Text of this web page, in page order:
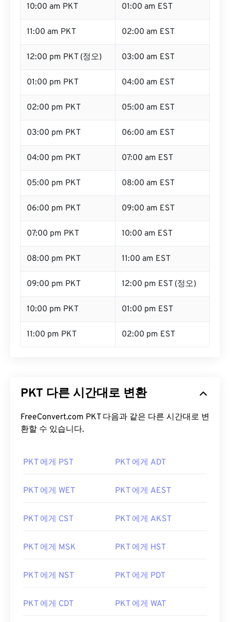
10:00 am PKT 01:00 am EST
11:00 am PKT 02:00 am EST
12:00 pm PKT (정오) 03:00 am EST
01:00 pm PKT 04:00 am EST
02:00 pm PKT 05:00 am EST
03:00 pm PKT 06:00 am EST
04:00 pm PKT 07:00 am EST
05:00 pm PKT 08:00 am EST
06:00 pm PKT 09:00 am EST
07:00 pm PKT 10:00 am EST
08:00 pm PKT 11:00 am EST
09:00 pm PKT 12:00 pm EST (정오)
10:00 pm PKT 01:00 pm EST
11:00 pm PKT 02:00 pm EST
PKT 다른 시간대로 변환
FreeConvert.com PKT 다음과 같은 다른 시간대로 변
환할 수 있습니다.
PKT 에게 PST PKT 에게 ADT
PKT 에게 WET PKT 에게 AEST
PKT 에게 CST PKT 에게 AKST
PKT 에게 MSK PKT 에게 HST
PKT 에게 NST PKT 에게 PDT
PKT 에게 CDT PKT 에게 WAT